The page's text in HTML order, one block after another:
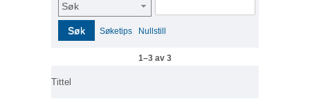
Søk
Søk Søketips Nullstill
1–3 av 3
Tittel